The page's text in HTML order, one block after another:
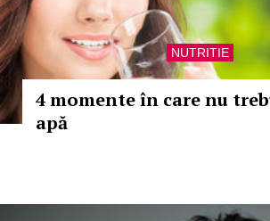
NUTRITIE
4 momente în care nu
apă